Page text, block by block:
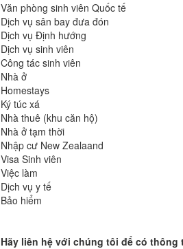
Văn phòng sinh viên Quốc tế
Dịch vụ sân bay đưa đón
Dịch vụ Định hướng
Dịch vụ sinh viên
Công tác sinh viên
Nhà ở
Homestays
Ký túc xá
Nhà thuê (khu căn hộ)
Nhà ở tạm thời
Nhập cư New Zealaand
Visa Sinh viên
Việc làm
Dịch vụ y tế
Bảo hiểm
Hãy liên hệ với chúng tôi để có thông